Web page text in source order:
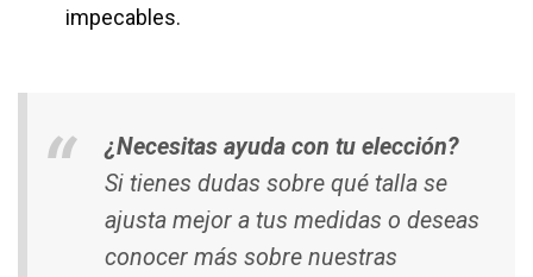
impecables.
¿Necesitas ayuda con tu elección?
Si tienes dudas sobre qué talla se
ajusta mejor a tus medidas o deseas
conocer más sobre nuestras